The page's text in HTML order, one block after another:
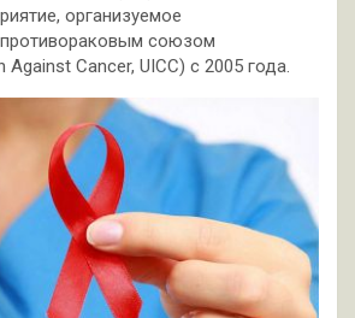
организуемое
союзом
Against Cancer, UICC) с 2005 года.